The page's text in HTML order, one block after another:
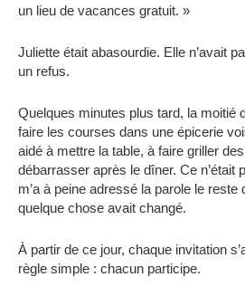
un lieu de vacances gratuit. »
Juliette était abasourdie. Elle n’avait
un refus.
Quelques minutes plus tard, la moitié
faire les courses dans une épicerie
aidé à mettre la table, à faire griller
débarrasser après le dîner. Ce n’était
m’a à peine adressé la parole le reste
quelque chose avait changé.
À partir de ce jour, chaque invitation
règle simple : chacun participe.